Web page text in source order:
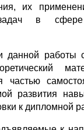
их
задач в сфере
работы
частью
развития
к дипломной